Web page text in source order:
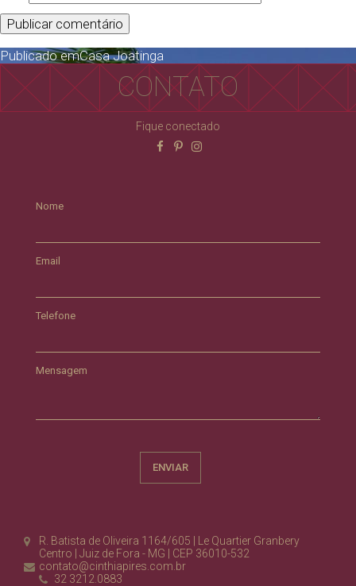
Publicado emCasa Joatinga
CONTATO
Fique conectado
Nome
Email
Telefone
Mensagem
R. Batista de Oliveira 1164/605 | Le Quartier Granbery
Centro | Juiz de Fora - MG | CEP 36010-532
contato@cinthiapires.com.br
32 3212.0883